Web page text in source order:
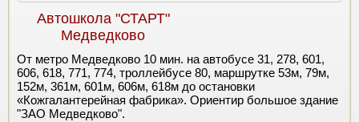
Автошкола "СТАРТ"
Медведково
От метро Медведково 10 мин. на автобусе 31, 278, 601,
606, 618, 771, 774, троллейбусе 80, маршрутке 53м, 79м,
152м, 361м, 601м, 606м, 618м до остановки
«Кожгалантерейная фабрика». Ориентир большое здание
"ЗАО Медведково".